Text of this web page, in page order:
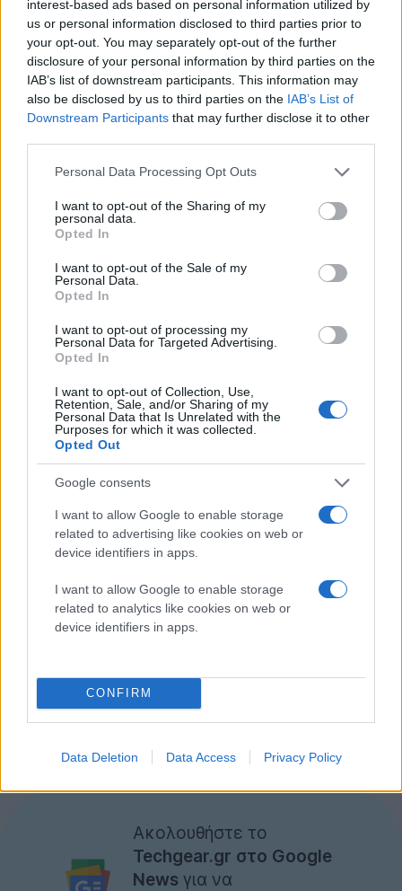
interest-based ads based on personal information utilized by
us or personal information disclosed to third parties prior to
your opt-out. You may separately opt-out of the further
disclosure of your personal information by third parties on the
IAB’s list of downstream participants. This information may
also be disclosed by us to third parties on the IAB’s List of
Downstream Participants that may further disclose it to other
Please note that this website/app uses one or more Google
not limited to your visit or usage behaviour. You may click to
grant or deny consent to Google and its third-party tags to
use your data for below specified purposes in below Google
consent section.
Personal Data Processing Opt Outs
I want to opt-out of the Sharing of my
personal data.
Opted In
I want to opt-out of the Sale of my
Personal Data.
Opted In
I want to opt-out of processing my
Personal Data for Targeted Advertising.
Opted In
I want to opt-out of Collection, Use,
Retention, Sale, and/or Sharing of my
Personal Data that Is Unrelated with the
Purposes for which it was collected.
Opted Out
Google consents
I want to allow Google to enable storage
related to advertising like cookies on web or
device identifiers in apps.
I want to allow Google to enable storage
related to analytics like cookies on web or
device identifiers in apps.
CONFIRM
Data Deletion Data Access Privacy Policy
αλλάξετε μπαταρίες! Και αν αναρωτιέστε τι είδους
μπαταρίες είναι αυτές, μάθετε ότι το ποντίκι παίρνει
τις απλές ΑΑ μπαταρίες που χρησιμοποιούμε όλοι.
Πέραν της εντυπωσιακής διάρκειας των μπαταριών,
το Logitech M525 διαθέτει ροδέλα από καουτσούκ
τεχνολογίας Tilt Wheel που επιτρέπει εκτός από
κατακόρυφη και οριζόντια κύλιση της σελίδας, ενώ
χάρη στην τεχνολογία Logitech Advanced Optical
προσφέρει απόλυτη ακρίβεια κινήσεων.
Τέλος, η σύνδεση του ποντικιού με τον υπολογιστή
γίνεται μέσω του μικροσκοπικού ασύρματου δέκτη
Logitech Unifying, επιτρέποντας την άμεση σύνδεση
θύρες USB για άλλες συσκευές. Ο δέκτης Unifying
χρησιμοποιεί την εξελιγμένη ασύρματη τεχνολογία
στον Οκτώβριο στην τιμή των €40.
Ακολουθήστε το
Techgear.gr στο Google
News για να